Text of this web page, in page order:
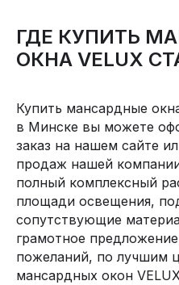
ГДЕ КУПИТЬ
ОКНА VELUX
Купить мансардные
в Минске вы можете
заказ на нашем сайте
продаж нашей
полный комплексный
площади освещения,
сопутствующие
грамотное
пожеланий, по лучшим
мансардных окон